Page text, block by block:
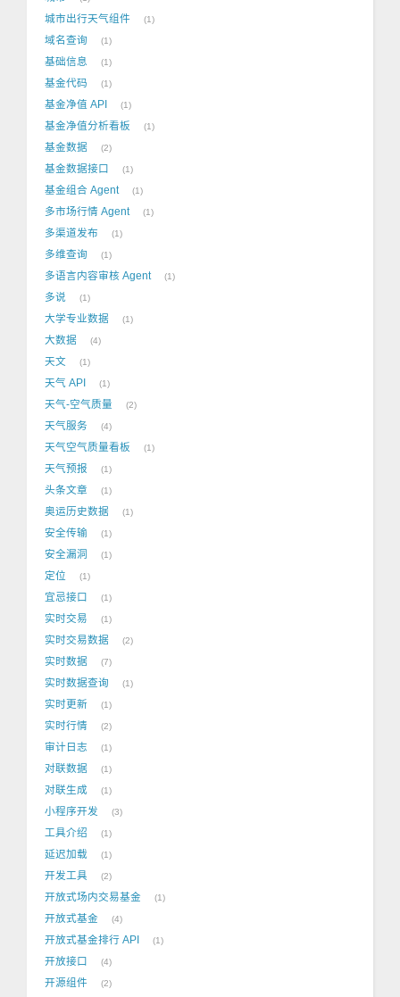
城市出行天气组件 1
域名查询 1
基础信息 1
基金代码 1
基金净值 API 1
基金净值分析看板 1
基金数据 2
基金数据接口 1
基金组合 Agent 1
多市场行情 Agent 1
多渠道发布 1
多维查询 1
多语言内容审核 Agent 1
多说 1
大学专业数据 1
大数据 4
天文 1
天气 API 1
天气-空气质量 2
天气服务 4
天气空气质量看板 1
天气预报 1
头条文章 1
奥运历史数据 1
安全传输 1
安全漏洞 1
定位 1
宜忌接口 1
实时交易 1
实时交易数据 2
实时数据 7
实时数据查询 1
实时更新 1
实时行情 2
审计日志 1
对联数据 1
对联生成 1
小程序开发 3
工具介绍 1
延迟加载 1
开发工具 2
开放式场内交易基金 1
开放式基金 4
开放式基金排行 API 1
开放接口 4
开源组件 2